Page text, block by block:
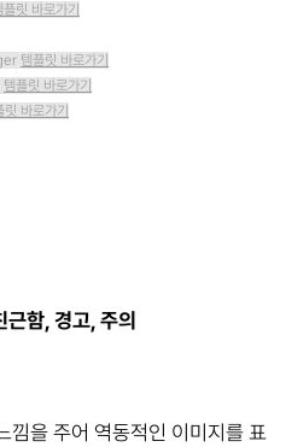
플릿 바로가기
템플릿 바로가기
템플릿 바로가기
릿 바로가기
함, 경고, 주의
낌을 주어 역동적인 이미지를 표